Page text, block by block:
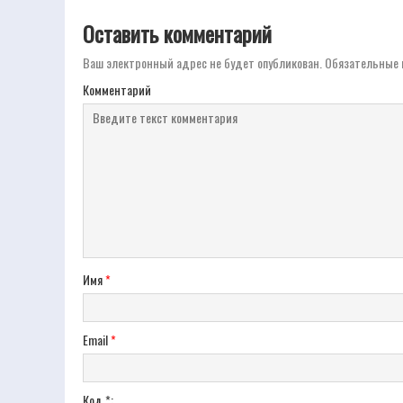
Оставить комментарий
Ваш электронный адрес не будет опубликован. Обязательные
Комментарий
Имя*
Email*